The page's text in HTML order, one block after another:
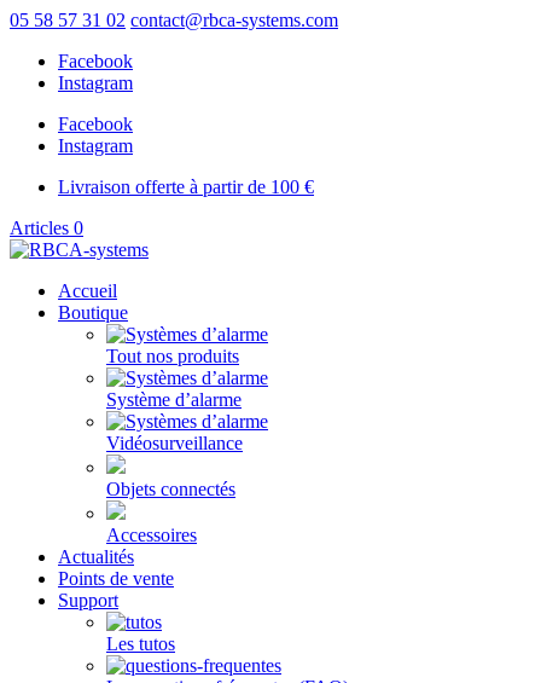
05 58 57 31 02 contact@rbca-systems.com
Facebook
Instagram
Facebook
Instagram
Livraison offerte à partir de 100 €
Articles 0
Accueil
Boutique
Tout nos produits
Système d’alarme
Vidéosurveillance
Objets connectés
Accessoires
Actualités
Points de vente
Support
Les tutos